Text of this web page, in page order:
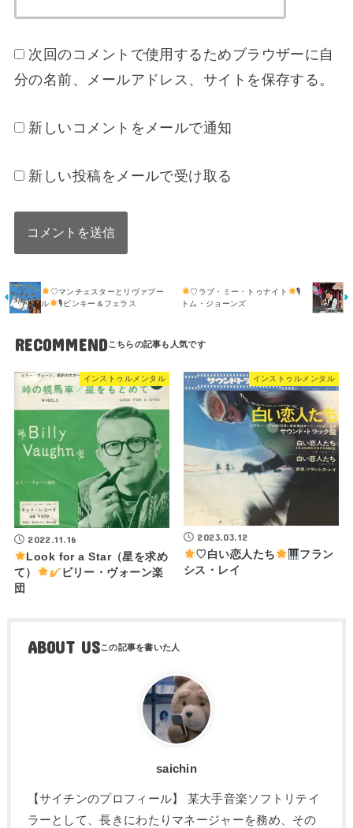
次回のコメントで使用するためブラウザーに自
分の名前、メールアドレス、サイトを保存する。
新しいコメントをメールで通知
新しい投稿をメールで受け取る
♡マンチェスターとリヴァプー
ル
🎙ピンキー＆フェラス
♡ラブ・ミー・トゥナイト
🎙
トム・ジョーンズ
RECOMMEND
インストゥルメンタル
2022.11.16
Look for a Star（星を求め
て）
ビリー・ヴォーン楽
団
インストゥルメンタル
2023.03.12
♡白い恋人たち
フラン
シス・レイ
ABOUT US
saichin
【サイチンのプロフィール】 某大手音楽ソフトリテイ
ラーとして、長きにわたりマネージャーを務め、その